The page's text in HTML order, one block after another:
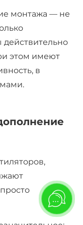
монтажа — не
этом имеют
в